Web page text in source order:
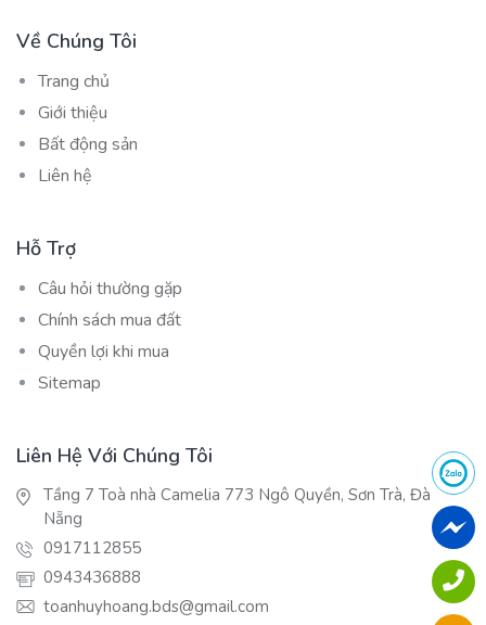
Về Chúng Tôi
Trang chủ
Giới thiệu
Bất động sản
Liên hệ
Hỗ Trợ
Câu hỏi thường gặp
Chính sách mua đất
Quyền lợi khi mua
Sitemap
Liên Hệ Với Chúng Tôi
Tầng 7 Toà nhà Camelia 773 Ngô Quyền, Sơn Trà, Đà
Nẵng
0917112855
0943436888
toanhuyhoang.bds@gmail.com